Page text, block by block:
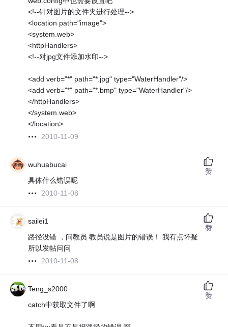
<!--针对图片的文件夹进行处理-->
<location path="image">
<system.web>
<httpHandlers>
<!--对jpg文件添加水印-->
<add verb="*" path="*.jpg" type="WaterHandler"/>
<add verb="*" path="*.bmp" type="WaterHandler"/>
</httpHandlers>
</system.web>
</location>
2010-11-09
wuhuabucai
具体什么错误呢
2010-11-08
赞
sailei1
路径没错 ，问教员 教员说是图片的错误！ 我有点怀疑
所以发帖问问
2010-11-08
赞
Teng_s2000
catch中获取文件了啊
赞